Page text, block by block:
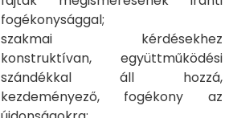
fogékonysággal;
szakmai kérdésekhez
konstruktívan, együttműködési
szándékkal áll hozzá,
kezdeményező, fogékony az